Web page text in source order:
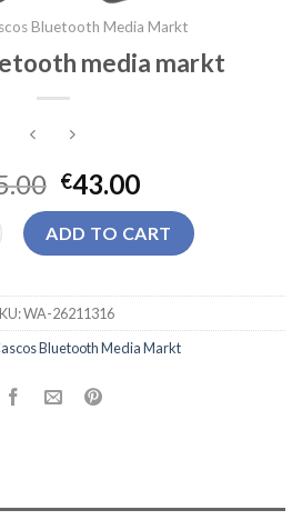
Bluetooth Media Markt
media markt
€43.00
media markt quantity
ADD TO CART
WA-26211316
Bluetooth Media Markt